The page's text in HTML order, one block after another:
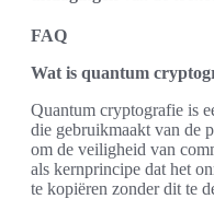
FAQ
Wat is quantum
Quantum cryptografie is
die gebruikmaakt van de
om de veiligheid van
als kernprincipe dat het
te kopiëren zonder dit te